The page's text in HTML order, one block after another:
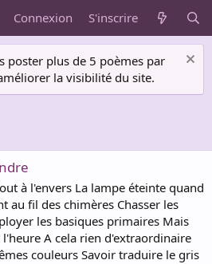
Connexion S'inscrire
poster plus de 5 poèmes par
la visibilité du site.
à l'envers La lampe éteinte quand
au fil des chimères Chasser les
les basiques primaires Mais
A cela rien d'extraordinaire
couleurs Savoir traduire le gris